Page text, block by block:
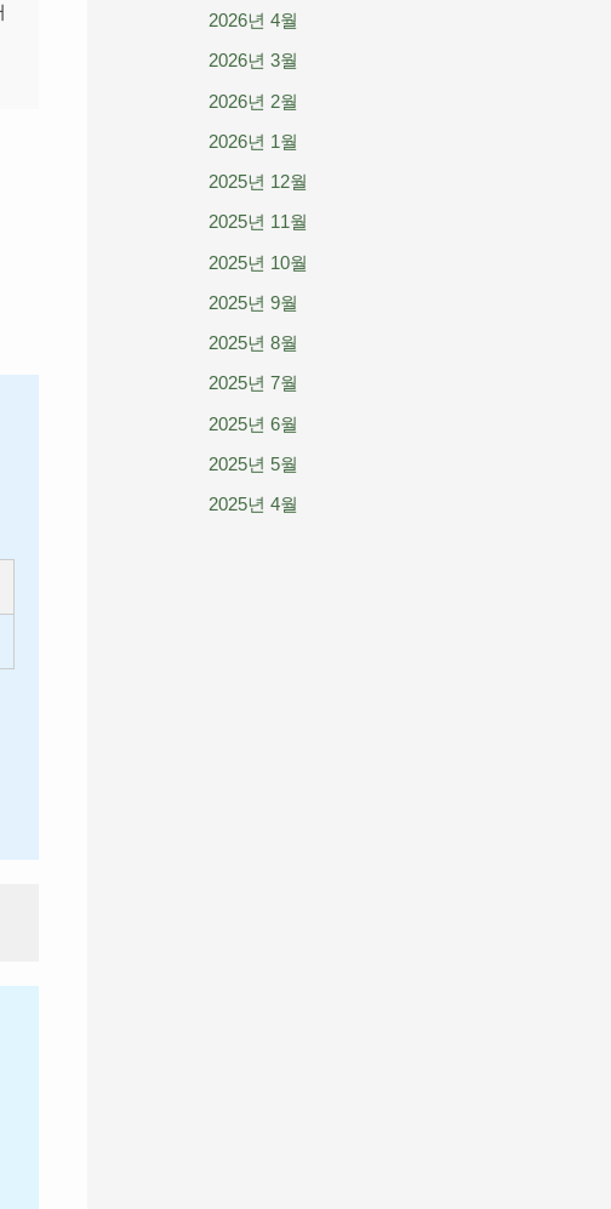
2026년 4월
2026년 3월
2026년 2월
2026년 1월
2025년 12월
2025년 11월
2025년 10월
2025년 9월
2025년 8월
2025년 7월
2025년 6월
2025년 5월
2025년 4월